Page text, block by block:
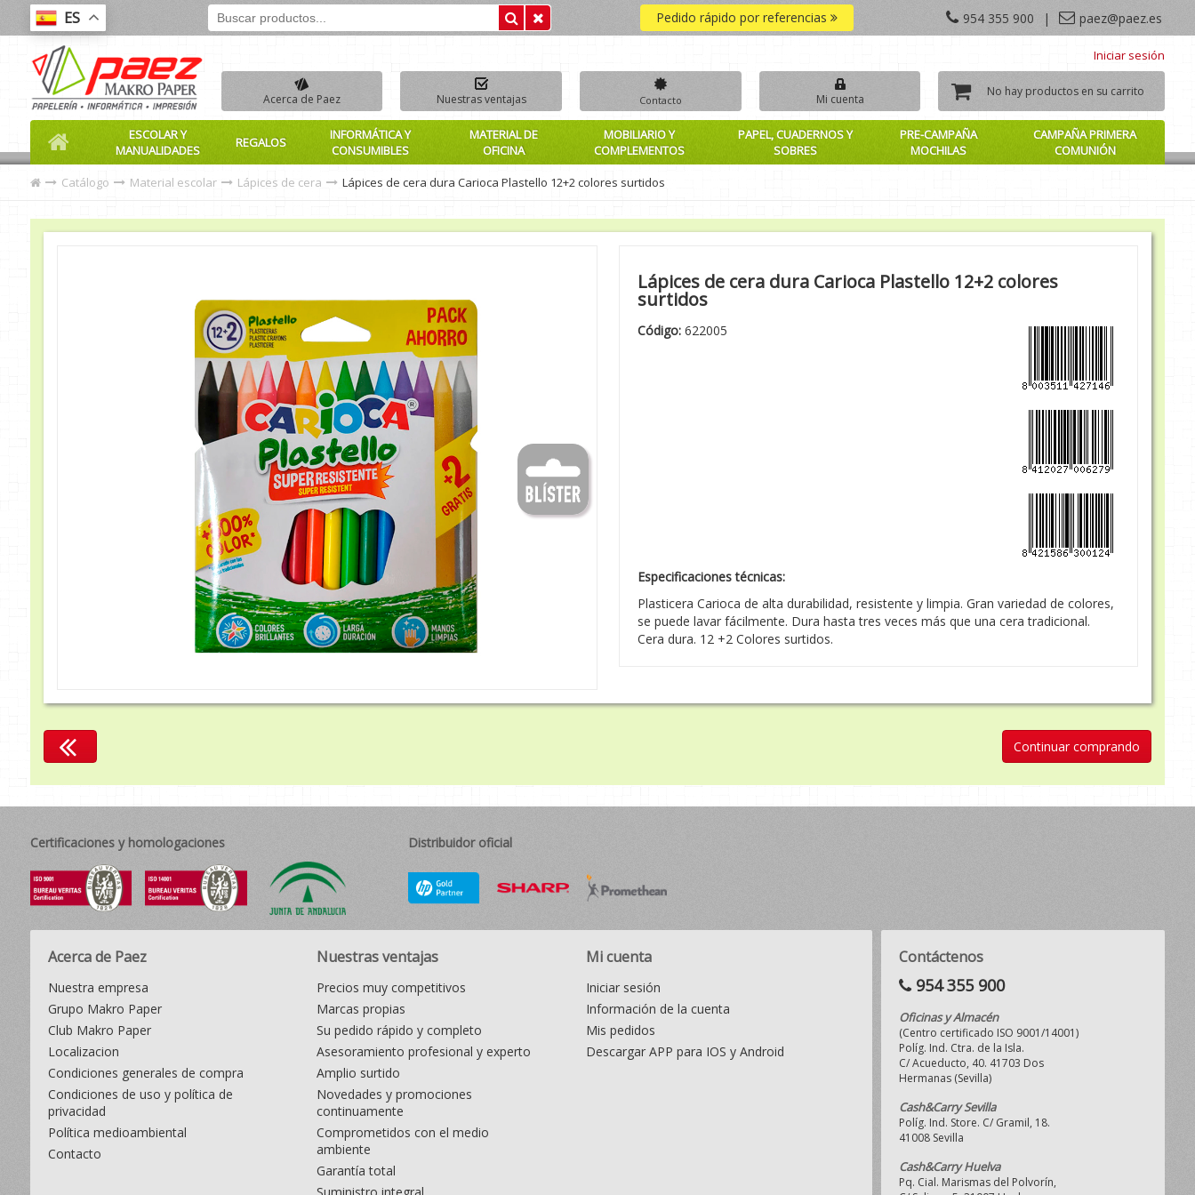
ES 954 355 900 | paez@paez.es
Pedido rápido por referencias
Iniciar sesión
Acerca de Paez Nuestras ventajas Contacto Mi cuenta
No hay productos en su carrito
ESCOLAR Y
MANUALIDADES
REGALOS
INFORMÁTICA Y
CONSUMIBLES
MATERIAL DE
OFICINA
MOBILIARIO Y
COMPLEMENTOS
PAPEL, CUADERNOS Y
SOBRES
PRE-CAMPAÑA
MOCHILAS
CAMPAÑA PRIMERA
COMUNIÓN
Catálogo
Material escolar Lápices de cera Lápices de cera dura Carioca Plastello 12+2 colores surtidos
Lápices de cera dura Carioca Plastello 12+2 colores
surtidos
Código: 622005
Especificaciones técnicas:
Plasticera Carioca de alta durabilidad, resistente y limpia. Gran variedad de colores,
se puede lavar fácilmente. Dura hasta tres veces más que una cera tradicional.
Cera dura. 12 +2 Colores surtidos.
Continuar comprando
Certificaciones y homologaciones Distribuidor oficial
Acerca de Paez
Nuestra empresa
Grupo Makro Paper
Club Makro Paper
Localizacion
Condiciones generales de compra
Condiciones de uso y política de
privacidad
Política medioambiental
Contacto
Nuestras ventajas
Precios muy competitivos
Marcas propias
Su pedido rápido y completo
Asesoramiento profesional y experto
Amplio surtido
Novedades y promociones
continuamente
Comprometidos con el medio
ambiente
Garantía total
Mi cuenta
Iniciar sesión
Información de la cuenta
Mis pedidos
Descargar APP para IOS y Android
Contáctenos
954 355 900
Oficinas y Almacén
(Centro certificado ISO 9001/14001)
Políg. Ind. Ctra. de la Isla.
C/ Acueducto, 40. 41703 Dos
Hermanas (Sevilla)
Cash&Carry Sevilla
Políg. Ind. Store. C/ Gramil, 18.
41008 Sevilla
Cash&Carry Huelva
Pq. Cial. Marismas del Polvorín,